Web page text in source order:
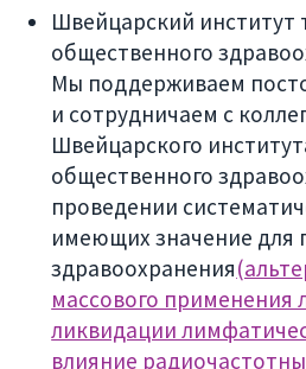
Швейцарский институт
общественного
Мы поддерживаем
и сотрудничаем с
Швейцарского
общественного
проведении
имеющих значение для
здравоохранения
массового применения
ликвидации
влияние